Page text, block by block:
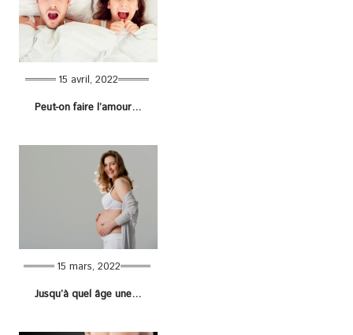
15 avril, 2022
Peut-on faire l’amour sans utérus ?
15 mars, 2022
Jusqu’à quel âge une femme peut-elle tomber enceinte naturellement ?